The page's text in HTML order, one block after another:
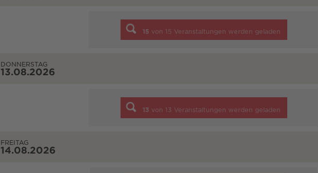
15 von 15 Veranstaltungen werden geladen
DONNERSTAG
13.08.2026
13 von 13 Veranstaltungen werden geladen
FREITAG
14.08.2026